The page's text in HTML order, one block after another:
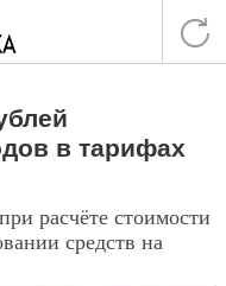
в тарифах
расчёте стоимости
средств на